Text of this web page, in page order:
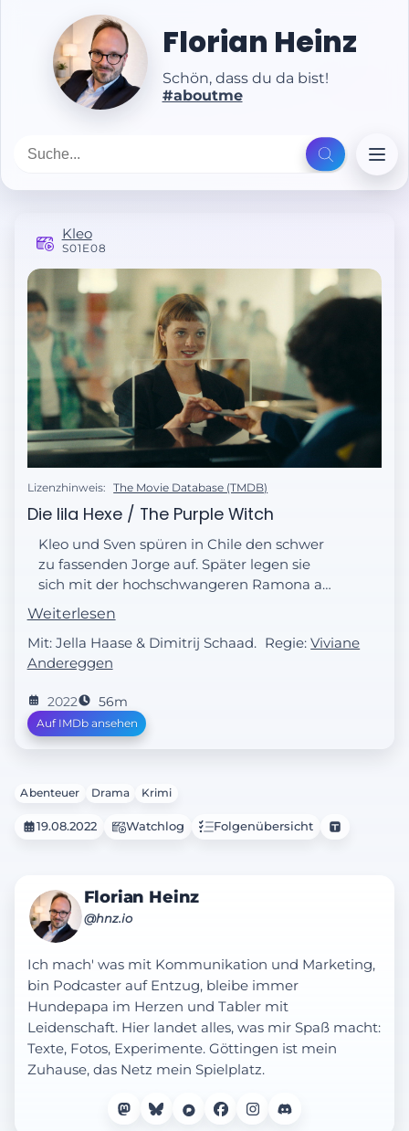
Florian Heinz
Schön, dass du da bist!
#aboutme
Kleo
S01E08
Lizenzhinweis: The Movie Database (TMDB)
Die lila Hexe / The Purple Witch
Kleo und Sven spüren in Chile den schwer
zu fassenden Jorge auf. Später legen sie
sich mit der hochschwangeren Ramona an,
der zu einem ungünstigen Zeitpunkt die
Fruchtblase platzt.
Weiterlesen
Mit: Jella Haase & Dimitrij Schaad. Regie:Viviane
Andereggen
2022 56m
Auf IMDb ansehen
Abenteuer Drama Krimi
19.08.2022 Watchlog Folgenübersicht
Florian Heinz
@hnz.io
Ich mach' was mit Kommunikation und Marketing,
bin Podcaster auf Entzug, bleibe immer
Hundepapa im Herzen und Tabler mit
Leidenschaft. Hier landet alles, was mir Spaß macht:
Texte, Fotos, Experimente. Göttingen ist mein
Zuhause, das Netz mein Spielplatz.